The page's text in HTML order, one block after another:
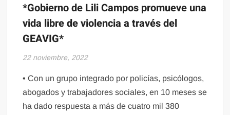
*Gobierno de Lili Campos promueve una
vida libre de violencia a través del
GEAVIG*
22 noviembre, 2022
• Con un grupo integrado por policías, psicólogos,
abogados y trabajadores sociales, en 10 meses se
ha dado respuesta a más de cuatro mil 380